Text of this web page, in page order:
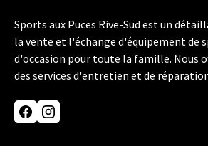
Sports aux Puces Rive-Sud est un
la vente et l'échange d'équipement de
d'occasion pour toute la famille. Nous
des services d'entretien et de
FacebookInstagram